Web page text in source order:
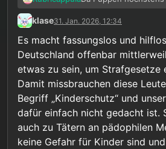
ganzen sind, lässt
KTW schlecht
Meinungen herrschen
an meinem Standort
war) ist auch sehr
klase31. Jan. 2026, 12:34
Es macht fassungslos und
Deutschland offenbar
etwas zu sein, um Strafgesetze
Damit missbrauchen diese
Begriff „Kinderschutz“ und
dafür einfach nicht gedacht ist.
auch zu Tätern an pädophilen
keine Gefahr für Kinder sind